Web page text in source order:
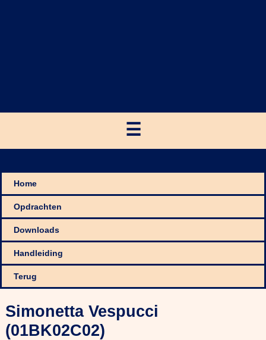
☰
Home
Opdrachten
Downloads
Handleiding
Terug
Simonetta Vespucci
(01BK02C02)